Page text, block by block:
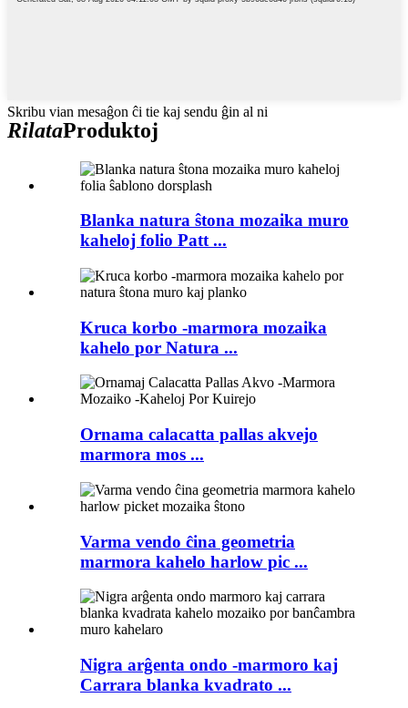
Skribu vian mesaĝon ĉi tie kaj sendu ĝin al ni
RilataProduktoj
Blanka natura ŝtona mozaika muro
kaheloj folio Patt ...
Kruca korbo -marmora mozaika
kahelo por Natura ...
Ornama calacatta pallas akvejo
marmora mos ...
Varma vendo ĉina geometria
marmora kahelo harlow pic ...
Nigra arĝenta ondo -marmoro kaj
Carrara blanka kvadrato ...